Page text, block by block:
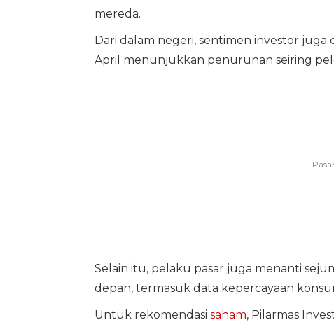
mereda.
Dari dalam negeri, sentimen investor juga
April menunjukkan penurunan seiring
Selain itu, pelaku pasar juga menanti
depan, termasuk data kepercayaan
Untuk rekomendasi saham, Pilarmas